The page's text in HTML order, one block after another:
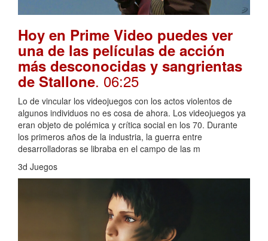
Hoy en Prime Video puedes ver
una de las películas de acción
más desconocidas y sangrientas
de Stallone. 06:25
Lo de vincular los videojuegos con los actos violentos de
algunos individuos no es cosa de ahora. Los videojuegos ya
eran objeto de polémica y crítica social en los 70. Durante
los primeros años de la industria, la guerra entre
desarrolladoras se libraba en el campo de las m
3d Juegos